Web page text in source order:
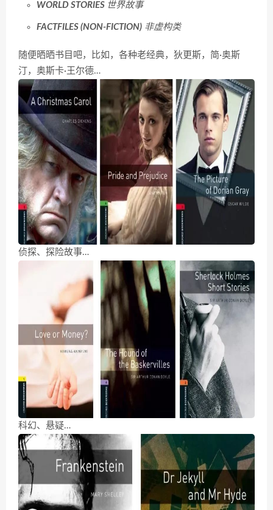
WORLD STORIES 世界故事
FACTFILES (NON-FICTION) 非虚构类
随便晒晒书目吧，比如，各种老经典，狄更斯，简·奥斯
汀，奥斯卡·王尔德…
侦探、探险故事…
科幻、悬疑…